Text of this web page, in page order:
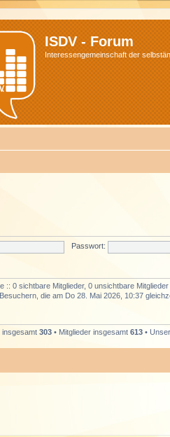
ISDV - Forum
Interessengemeinschaft der
Passwort:
:: 0 sichtbare Mitglieder, 0 unsichtbare
Besuchern, die am Do 28. Mai 2026, 10:37
insgesamt 303 • Mitglieder insgesamt 613 •